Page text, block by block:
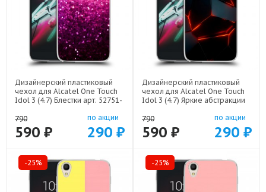
Дизайнерский пластиковый
чехол для Alcatel One Touch
Idol 3 (4.7) Блестки арт: 52751-
790
590 ₽
по акции
290 ₽
Дизайнерский пластиковый
чехол для Alcatel One Touch
Idol 3 (4.7) Яркие абстракции
790
590 ₽
по акции
290 ₽
-25% -25%